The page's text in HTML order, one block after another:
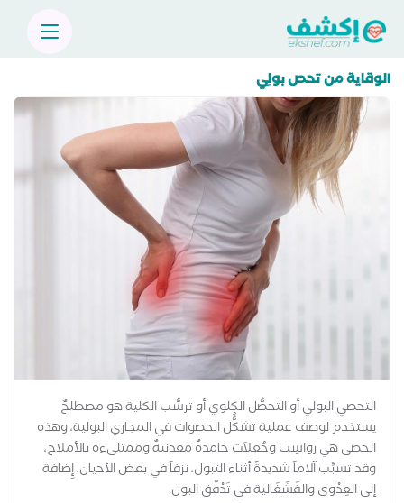
الوقاية من تحص بولِي
التحصي البولي أو التحصُّل الكلوي أو ترسُّب الكلية هو مصطلحٌ
يستخدم لوصف عملية تشكُُّل الحصوات في المجاري البولية، وهذه
الحصى هي رواسِب وجُعلاَت جامدةٌ معدنيةٌ وممتلىءة بالأملاح،
وقد تسبِّب آلاماً شديدةً أثناء التبول، نزفاً في بعض الأحيان، إِضافة
إلى العِدْوى والفَشَغَالية في تَدْفّق البول.